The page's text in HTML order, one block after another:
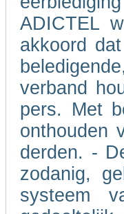
ADICTEL
akkoord
verband
pers. Met
onthouden
derden. -
zodanig,
systeem